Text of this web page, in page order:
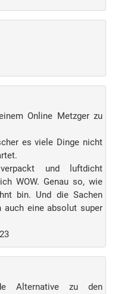
Online Metzger zu
es viele Dinge nicht
und luftdicht
WOW. Genau so, wie
bin. Und die Sachen
auch eine absolut super
Alternative zu den